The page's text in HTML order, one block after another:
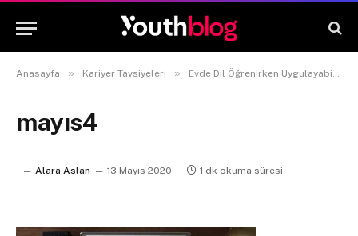
Anasayfa » Kariyer Tavsiyeleri » Evde Dil Öğrenirken Uygulayabileceğiniz 6 Fikir
mayıs4
Alara Aslan 13 Mayıs 2020 1 dk okuma süresi